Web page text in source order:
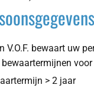
V.O.F. bewaart uw
> 2 jaar